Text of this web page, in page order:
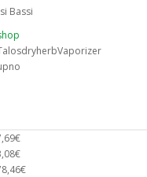
Bassi